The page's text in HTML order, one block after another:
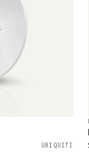
UBIQUITI